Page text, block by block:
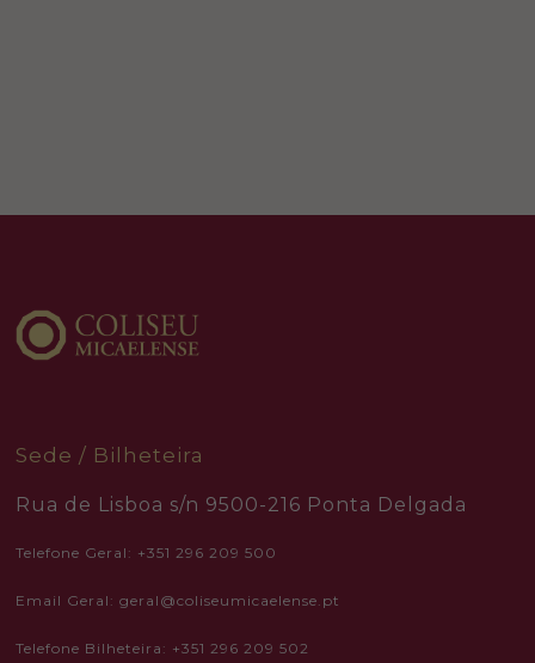
Sede / Bilheteira
Rua de Lisboa s/n 9500-216 Ponta Delgada
Telefone Geral: +351 296 209 500
Email Geral: geral@coliseumicaelense.pt
Telefone Bilheteira: +351 296 209 502
These
optional.